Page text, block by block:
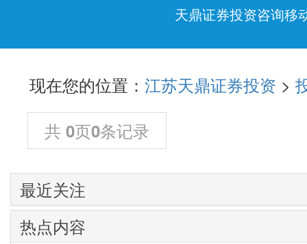
天鼎证券投资咨询移
现在您的位置： 江苏天鼎证券投资 >
共 0页0条记录
最近关注
热点内容